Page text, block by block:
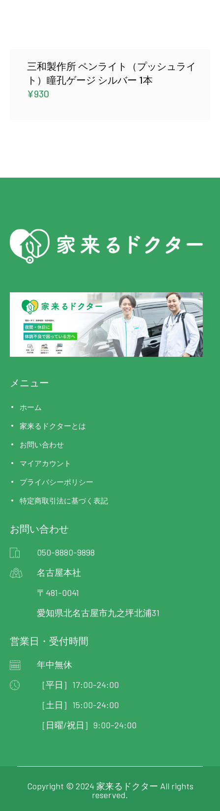
三和製作所 ペンライト（プッシュライ
ト）瞳孔ゲージ シルバー 1本
¥930
メニュー
ホーム
家来るドクターとは
お問い合わせ
マイアカウント
プライバシーポリシー
特定商取引法に基づく表記
お問い合わせ
050-8880-9898
名古屋本社
〒481-0041
愛知県北名古屋市九之坪北浦31
営業日・受付時間
年中無休
［平日］17:00-24:00
［土日］15:00-24:00
［日曜/祝日］9:00-24:00
Copyright © 2024 家来るドクター All rights
reserved.